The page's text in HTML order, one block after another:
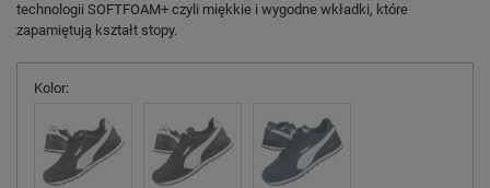
technologii SOFTFOAM+ czyli miękkie i wygodne wkładki, które
zapamiętują kształt stopy.
Kolor